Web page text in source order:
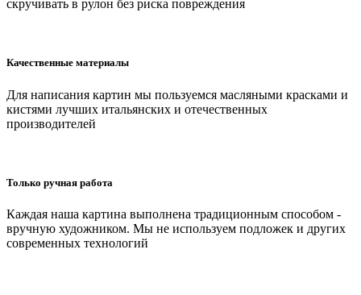
скручивать в рулон без риска повреждения
Качественные материалы
Для написания картин мы пользуемся масляными красками и
кистями лучших итальянских и отечественных
производителей
Только ручная работа
Каждая наша картина выполнена традиционным способом -
вручную художником. Мы не используем подложек и других
современных технологий